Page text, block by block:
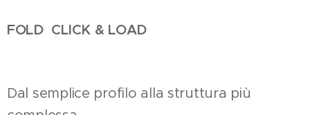
FOLD CLICK & LOAD
Dal semplice profilo alla struttura più